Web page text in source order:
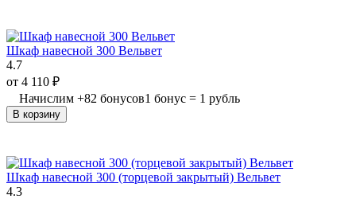
Шкаф навесной 300 Вельвет
4.7
от 4 110 ₽
Начислим +82 бонусов1 бонус = 1 рубль
В корзину
Шкаф навесной 300 (торцевой закрытый) Вельвет
4.3